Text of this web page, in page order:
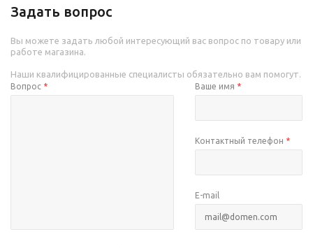
Задать вопрос
Вы можете задать любой интересующий вас вопрос по товару или
работе магазина.
Наши квалифицированные специалисты обязательно вам помогут.
Вопрос * Ваше имя *
Контактный телефон *
E-mail